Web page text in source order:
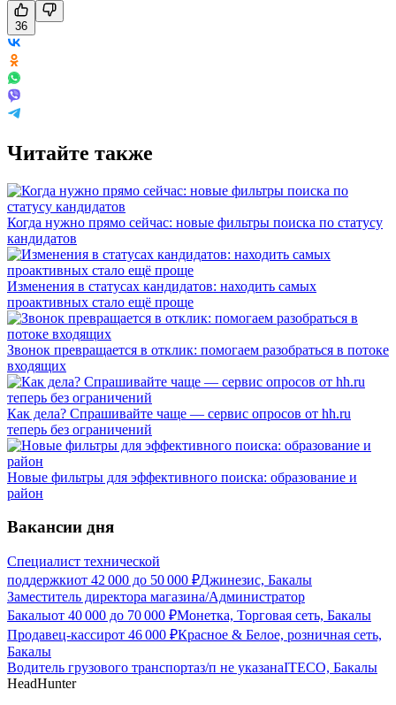
36
Читайте также
Когда нужно прямо сейчас: новые фильтры поиска по статусу
кандидатов
Изменения в статусах кандидатов: находить самых
проактивных стало ещё проще
Звонок превращается в отклик: помогаем разобраться в потоке
входящих
Как дела? Спрашивайте чаще — сервис опросов от hh.ru
теперь без ограничений
Новые фильтры для эффективного поиска: образование и
район
Вакансии дня
Специалист технической
поддержкиот 42 000 до 50 000 ₽Джинезис, Бакалы
Заместитель директора магазина/Администратор
Бакалыот 40 000 до 70 000 ₽Монетка, Торговая сеть, Бакалы
Продавец-кассирот 46 000 ₽Красное & Белое, розничная сеть,
Бакалы
Водитель грузового транспортаз/п не указанаITECO, Бакалы
HeadHunter